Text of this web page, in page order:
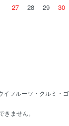
27
28 29 30
フルーツ・クルミ・
ません。